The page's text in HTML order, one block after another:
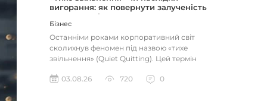
вигорання: як повернути залученість
через сенс і мету
Бізнес
Останніми роками корпоративний світ
сколихнув феномен під назвою «тихе
звільнення» (Quiet Quitting). Цей термін
03.08.26
720 0